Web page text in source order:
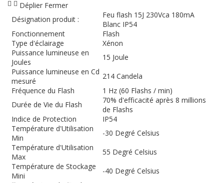
Déplier Fermer
Désignation produit :
Feu flash 15J 230Vca 180mA
Blanc IP54
Fonctionnement
Flash
Type d'éclairage
Xénon
Puissance lumineuse en
Joules
15 Joule
Puissance lumineuse en Cd
mesuré
214 Candela
Fréquence du Flash
1 Hz (60 Flashs / min)
Durée de Vie du Flash
70% d'efficacité après 8 millions
de Flashs
Indice de Protection
IP54
Température d'Utilisation
Min
-30 Degré Celsius
Température d'Utilisation
Max
55 Degré Celsius
Température de Stockage
Mini
-40 Degré Celsius